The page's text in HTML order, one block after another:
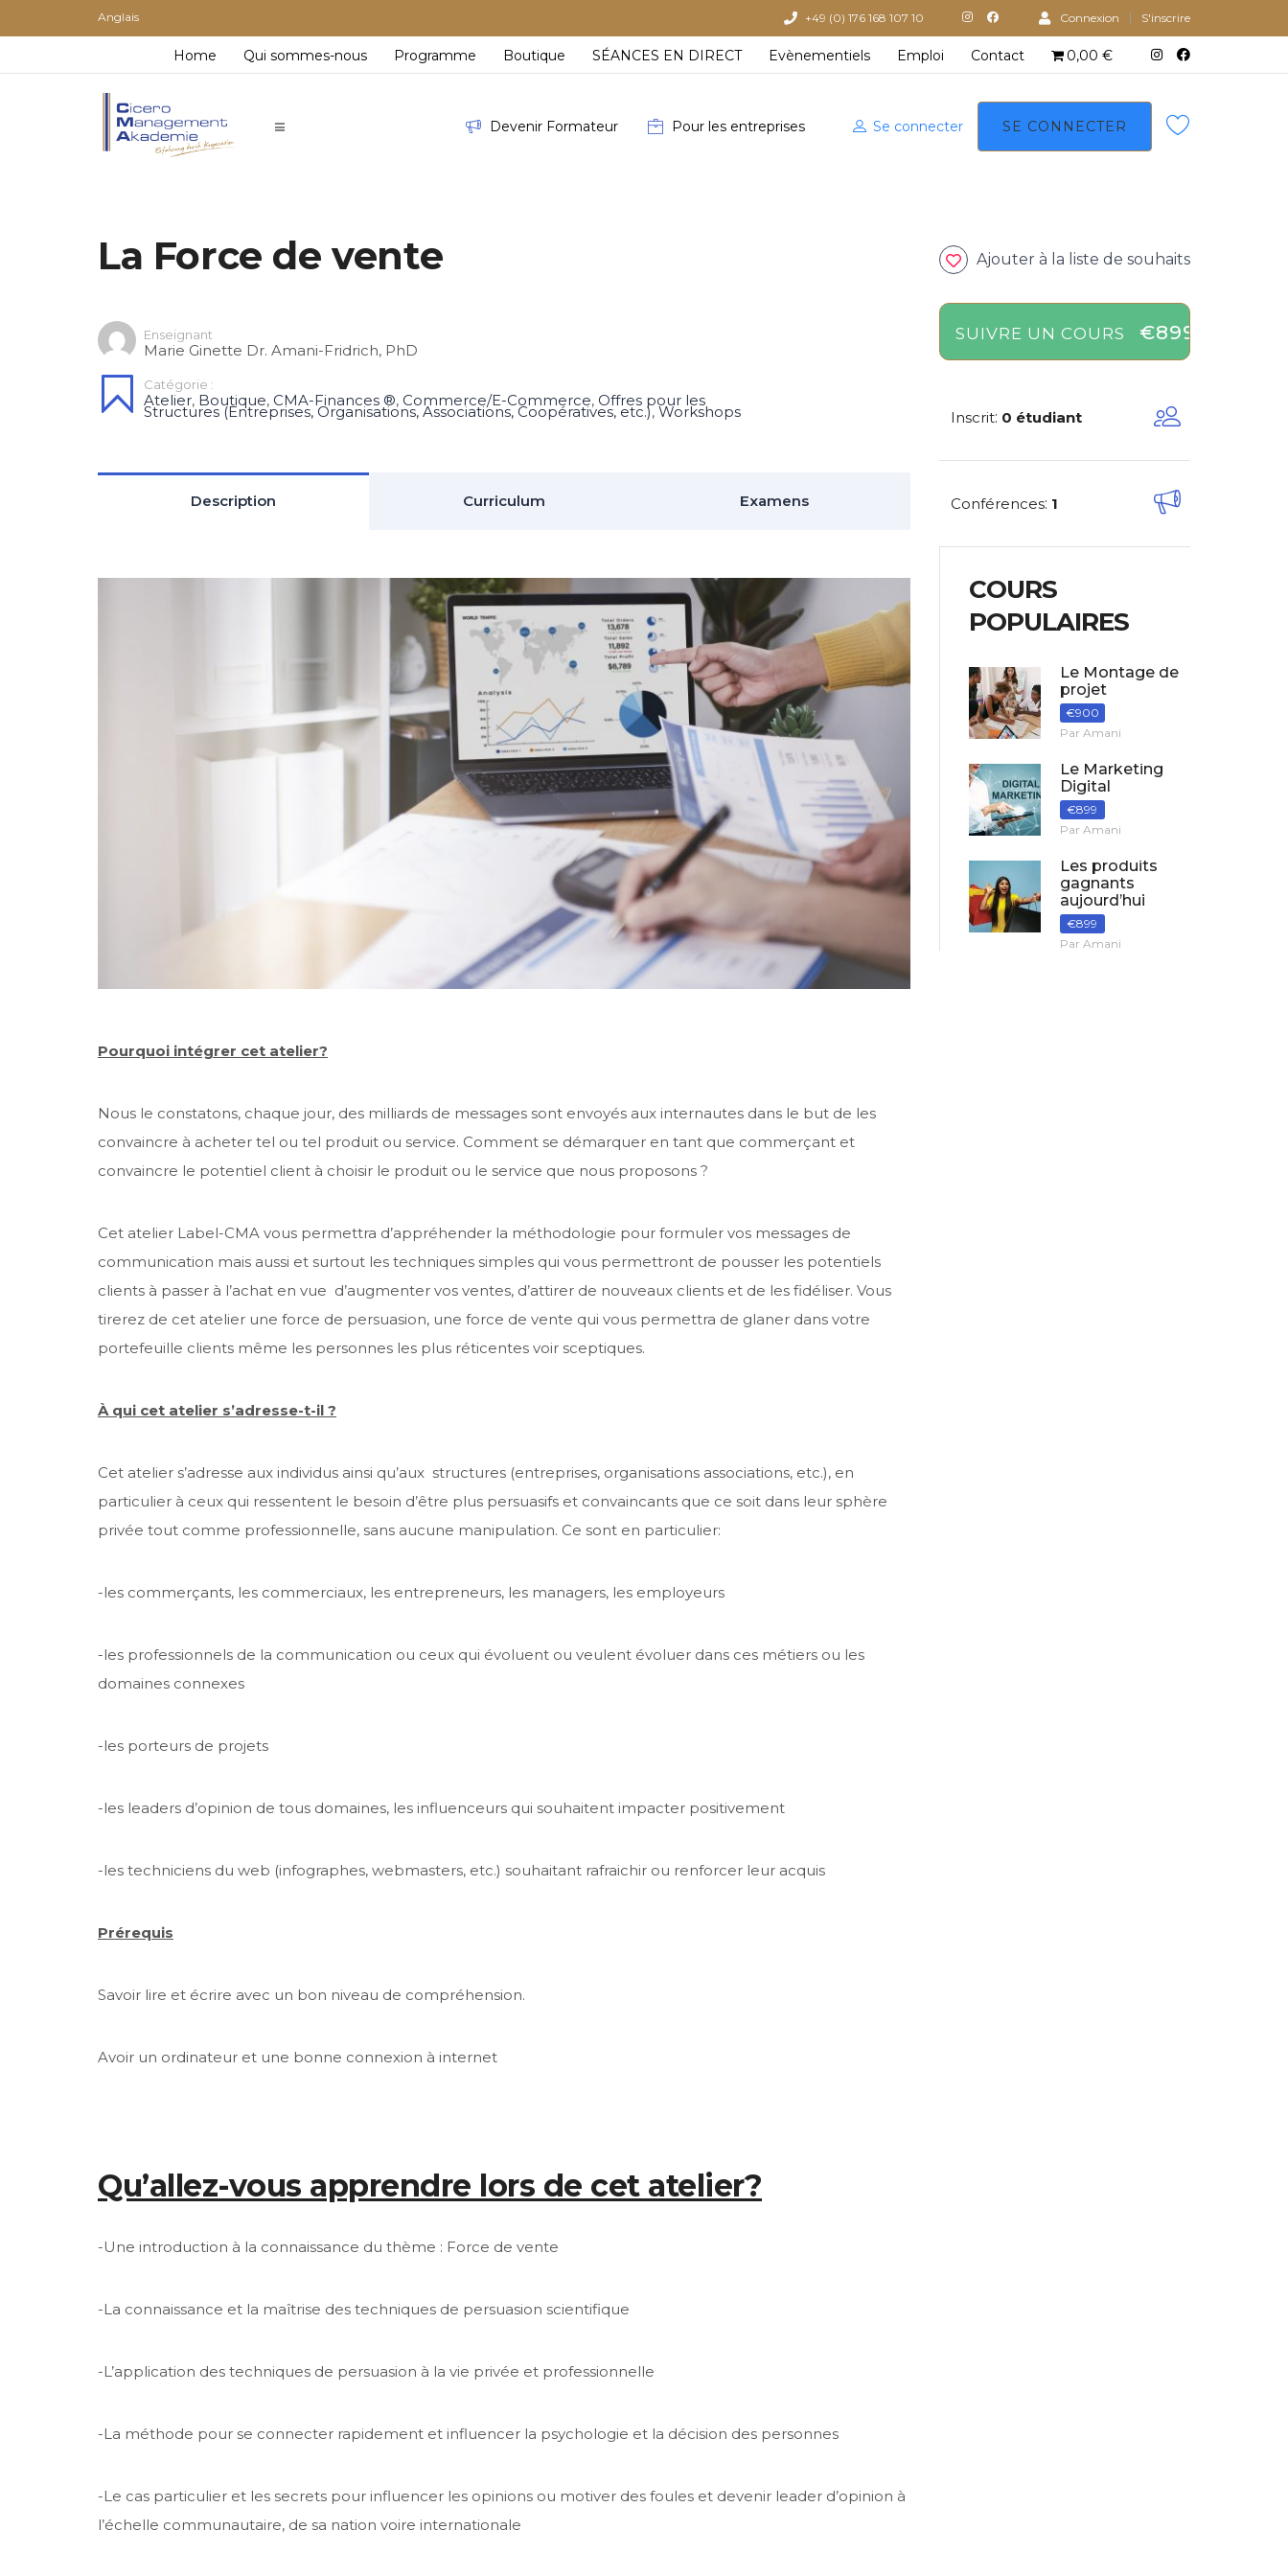
Anglais Connexion S'inscrire
+49 (0) 176 168 107 10
Home Qui sommes-nous Programme Boutique SÉANCES EN DIRECT Evènementiels Emploi Contact 0,00 €
Devenir Formateur Pour les entreprises Se connecter SE CONNECTER
La Force de vente
Enseignant
Marie Ginette Dr. Amani-Fridrich, PhD
Catégorie :
Atelier, Boutique, CMA-Finances ®, Commerce/E-Commerce, Offres pour les
Structures (Entreprises, Organisations, Associations, Coopératives, etc.), Workshops
Description Curriculum Examens
Pourquoi intégrer cet atelier?
Nous le constatons, chaque jour, des milliards de messages sont envoyés aux internautes dans le but de les
convaincre à acheter tel ou tel produit ou service. Comment se démarquer en tant que commerçant et
convaincre le potentiel client à choisir le produit ou le service que nous proposons ?
Cet atelier Label-CMA vous permettra d’appréhender la méthodologie pour formuler vos messages de
communication mais aussi et surtout les techniques simples qui vous permettront de pousser les potentiels
clients à passer à l’achat en vue d’augmenter vos ventes, d’attirer de nouveaux clients et de les fidéliser. Vous
tirerez de cet atelier une force de persuasion, une force de vente qui vous permettra de glaner dans votre
portefeuille clients même les personnes les plus réticentes voir sceptiques.
À qui cet atelier s’adresse-t-il ?
Cet atelier s’adresse aux individus ainsi qu’aux structures (entreprises, organisations associations, etc.), en
particulier à ceux qui ressentent le besoin d’être plus persuasifs et convaincants que ce soit dans leur sphère
privée tout comme professionnelle, sans aucune manipulation. Ce sont en particulier:
-les commerçants, les commerciaux, les entrepreneurs, les managers, les employeurs
-les professionnels de la communication ou ceux qui évoluent ou veulent évoluer dans ces métiers ou les
domaines connexes
-les porteurs de projets
-les leaders d’opinion de tous domaines, les influenceurs qui souhaitent impacter positivement
-les techniciens du web (infographes, webmasters, etc.) souhaitant rafraichir ou renforcer leur acquis
Prérequis
Savoir lire et écrire avec un bon niveau de compréhension.
Avoir un ordinateur et une bonne connexion à internet
Qu’allez-vous apprendre lors de cet atelier?
-Une introduction à la connaissance du thème : Force de vente
-La connaissance et la maîtrise des techniques de persuasion scientifique
-L’application des techniques de persuasion à la vie privée et professionnelle
-La méthode pour se connecter rapidement et influencer la psychologie et la décision des personnes
-Le cas particulier et les secrets pour influencer les opinions ou motiver des foules et devenir leader d’opinion à
l’échelle communautaire, de sa nation voire internationale
Ajouter à la liste de souhaits
SUIVRE UN COURS €899
Inscrit: 0 étudiant
Conférences: 1
COURS
POPULAIRES
Le Montage de
projet
€900
Par Amani
Le Marketing
Digital
€899
Par Amani
Les produits
gagnants
aujourd’hui
€899
Par Amani